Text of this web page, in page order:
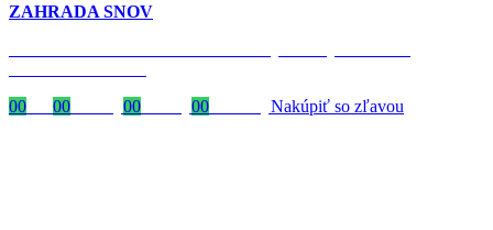
ZAHRADA SNOV
00
00 00 00 Nakúpiť so zľavou